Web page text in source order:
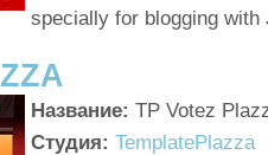
specially for blogging with
Название: TP Votez
Студия: TemplatePlazza